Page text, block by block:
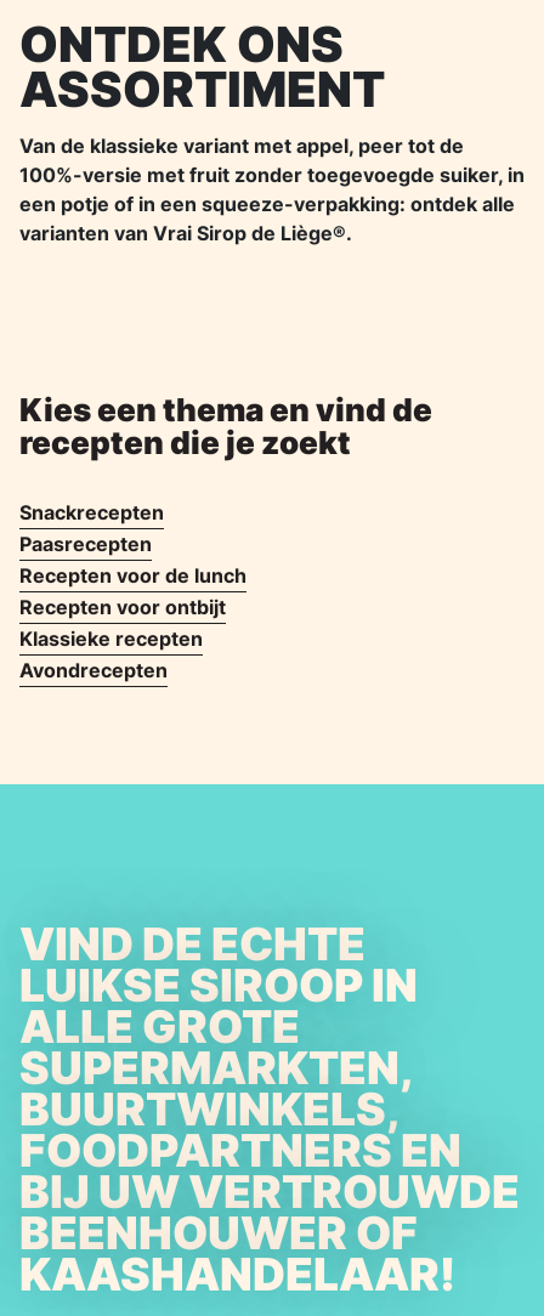
ONTDEK ONS
ASSORTIMENT
Van de klassieke variant met appel, peer tot de
100%-versie met fruit zonder toegevoegde suiker, in
een potje of in een squeeze-verpakking: ontdek alle
varianten van Vrai Sirop de Liège®.
Kies een thema en vind de
recepten die je zoekt
Snackrecepten
Paasrecepten
Recepten voor de lunch
Recepten voor ontbijt
Klassieke recepten
Avondrecepten
VIND DE ECHTE
LUIKSE SIROOP IN
ALLE GROTE
SUPERMARKTEN,
BUURTWINKELS,
FOODPARTNERS EN
BIJ UW VERTROUWDE
BEENHOUWER OF